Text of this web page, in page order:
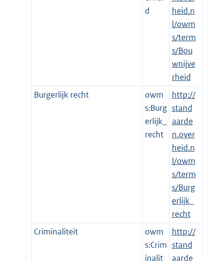
d
heid.n
l/owm
s/term
s/Bou
wnijve
rheid
Burgerlijk recht
owm
s:Burg
erlijk_
recht
http://
stand
aarde
n.over
heid.n
l/owm
s/term
s/Burg
erlijk_
recht
Criminaliteit
owm
s:Crim
inalit
http://
stand
aarde